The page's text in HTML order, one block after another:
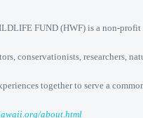
FUND (HWF) is a non-
conservationists, researchers,
together to serve a
about.html